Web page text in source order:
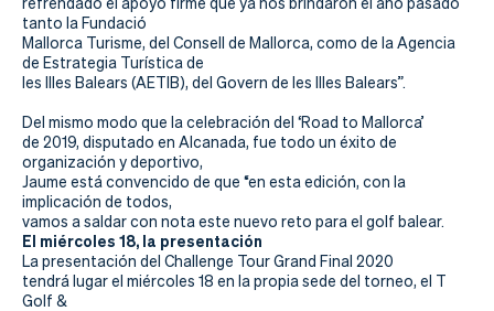
tanto la Fundació
Mallorca Turisme, del Consell de Mallorca, como de laAgencia
de Estrategia Turística de
les Illes Balears (AETIB), del Govern de les Illes Balears”.
Del mismo modo que la celebración del ‘Road to Mallorca’
de 2019, disputado en Alcanada, fue todo un éxito de
organización y deportivo,
Jaume está convencido de que “en esta edición, con la
implicación de todos,
vamos a saldar con nota este nuevo reto para el golf balear.
El miércoles 18, la presentación
La presentación del Challenge Tour Grand Final 2020
tendrá lugar el miércoles 18 en la propia sede del torneo, el T
Golf &